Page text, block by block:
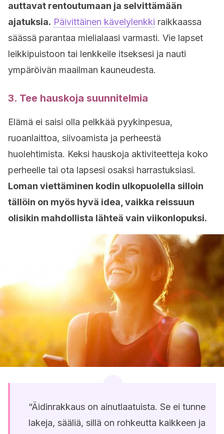
auttavat rentoutumaan ja selvittämään
ajatuksia. Päivittäinen kävelylenkki raikkaassa
säässä parantaa mielialaasi varmasti. Vie lapset
leikkipuistoon tai lenkkeile itseksesi ja nauti
ympäröivän maailman kauneudesta.
3. Tee hauskoja suunnitelmia
Elämä ei saisi olla pelkkää pyykinpesua,
ruoanlaittoa, siivoamista ja perheestä
huolehtimista. Keksi hauskoja aktiviteetteja koko
perheelle tai ota lapsesi osaksi harrastuksiasi.
Loman viettäminen kodin ulkopuolella silloin
tällöin on myös hyvä idea, vaikka reissuun
olisikin mahdollista lähteä vain viikonlopuksi.
“Äidinrakkaus on ainutlaatuista. Se ei tunne
lakeja, sääliä, sillä on rohkeutta kaikkeen ja